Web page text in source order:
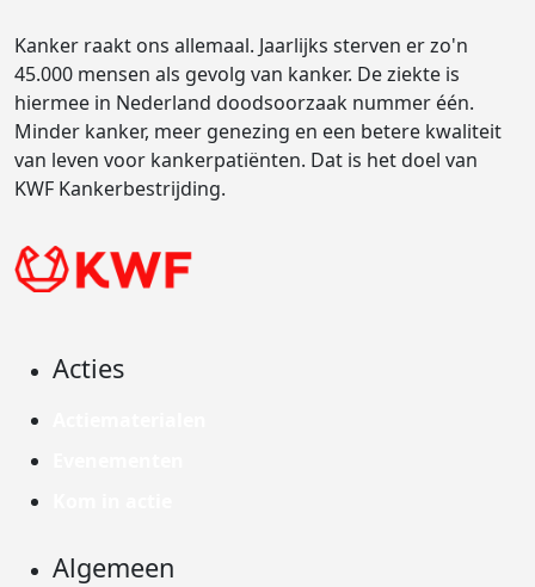
Kanker raakt ons allemaal. Jaarlijks sterven er zo'n
45.000 mensen als gevolg van kanker. De ziekte is
hiermee in Nederland doodsoorzaak nummer één.
Minder kanker, meer genezing en een betere kwaliteit
van leven voor kankerpatiënten. Dat is het doel van
KWF Kankerbestrijding.
Acties
Algemeen